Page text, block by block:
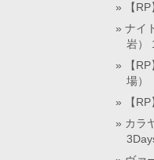
【
ナイ
岩）
【
場）
【
カラ